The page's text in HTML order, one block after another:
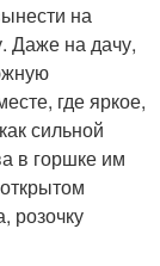
на
Даже на дачу,
где яркое,
сильной
в горшке им
розочку